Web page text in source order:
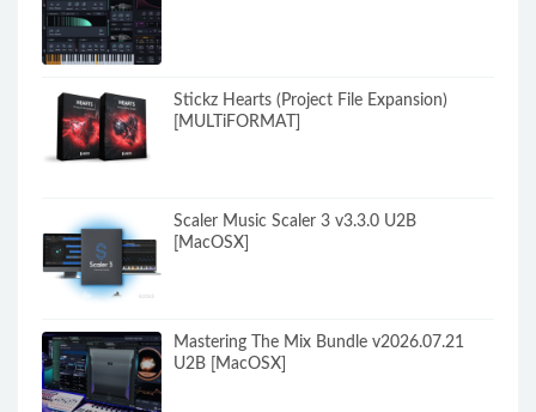
Stickz Hearts (Project File Expansion)
[MULTiFORMAT]
Scaler Music Scaler 3 v3.3.0 U2B
[MacOSX]
Mastering The Mix Bundle v2026.07.21
U2B [MacOSX]